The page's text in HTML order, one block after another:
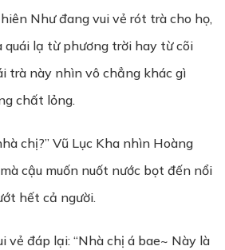
Như đang vui vẻ rót trà cho họ,
lạ từ phương trời hay từ cõi
trà này nhìn vô chẳng khác gì
chất lỏng.
chị?” Vũ Lục Kha nhìn Hoàng
cậu muốn nuốt nước bọt đến nổi
hết cả người.
vẻ đáp lại: “Nhà chị á bae~ Này là